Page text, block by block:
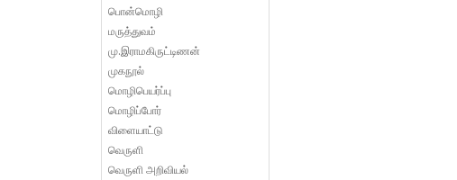
பொன்மொழி
மருத்துவம்
மு.இராமகிருட்டிணன்
முகநூல்
மொழிபெயர்ப்பு
மொழிப்போர்
விளையாட்டு
வெருளி
வெருளி அறிவியல்